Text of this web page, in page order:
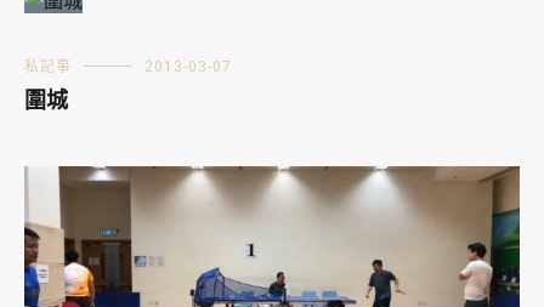
私記事 2013-03-07
圍城